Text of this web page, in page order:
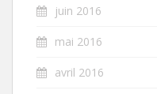
juin 2016
mai 2016
avril 2016